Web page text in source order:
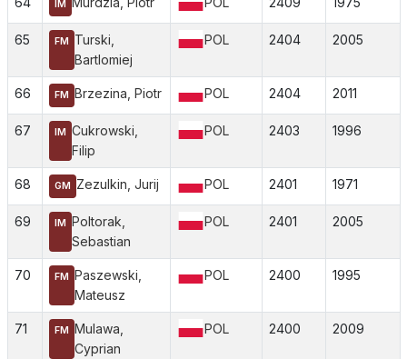
IM
65 FM
Turski,
Bartlomiej
POL 2404 2005
66 FM Brzezina, Piotr POL 2404 2011
67 IM Cukrowski,
Filip
POL 2403 1996
68 GM Zezulkin, Jurij POL 2401 1971
69 IM Poltorak,
Sebastian
POL 2401 2005
70 FM Paszewski,
Mateusz
POL 2400 1995
71 FM Mulawa,
Cyprian
POL 2400 2009